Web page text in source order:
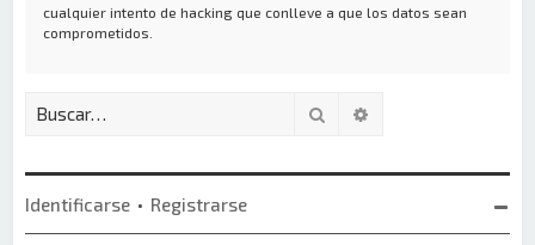
cualquier intento de hacking que conlleve a que los datos sean
comprometidos.
Buscar
Identificarse • Registrarse